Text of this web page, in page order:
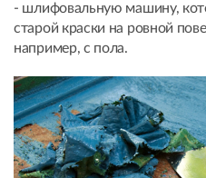
- шлифовальную машину,
старой краски на ровной
например, с пола.